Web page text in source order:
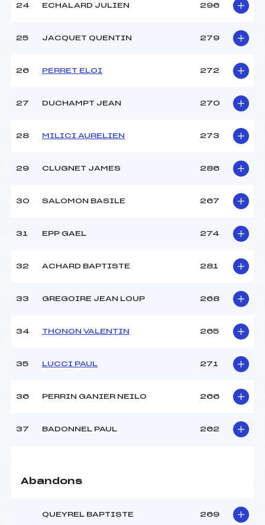
24 ECHALARD JULIEN 296
25 JACQUET QUENTIN 279
26 PERRET ELOI 272
27 DUCHAMPT JEAN 270
28 MILICI AURELIEN 273
29 CLUGNET JAMES 286
30 SALOMON BASILE 267
31 EPP GAEL 274
32 ACHARD BAPTISTE 281
33 GREGOIRE JEAN LOUP 268
34 THONON VALENTIN 265
35 LUCCI PAUL 271
36 PERRIN GANIER NEILO 266
37 BADONNEL PAUL 262
Abandons
QUEYREL BAPTISTE 269